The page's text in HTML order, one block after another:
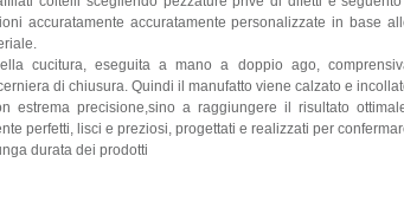
accuratamente accuratamente personalizzate in base
cucitura, eseguita a mano a doppio ago,
di chiusura. Quindi il manufatto viene calzato e
estrema precisione,sino a raggiungere il risultato
perfetti, lisci e preziosi, progettati e realizzati per
durata dei prodotti